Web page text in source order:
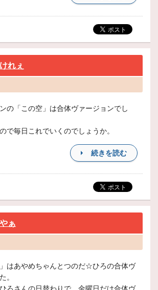
れぇ
の「この空」は合体ヴァージョンでし
で毎日これでいくのでしょうか。
続きを読む
ぁ
はあやめちゃんとつのだ☆ひろの合体ヴ
。